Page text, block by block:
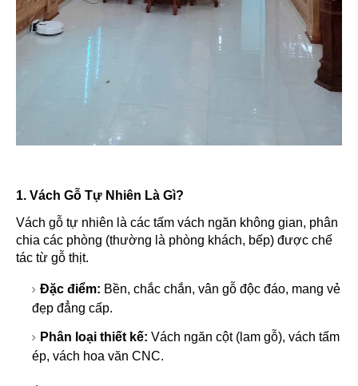
1. Vách Gỗ Tự Nhiên Là Gì?
Vách gỗ tự nhiên là các tấm vách ngăn không gian, phân
chia các phòng (thường là phòng khách, bếp) được chế
tác từ gỗ thịt.
Đặc điểm: Bền, chắc chắn, vân gỗ độc đáo, mang vẻ
đẹp đẳng cấp.
Phân loại thiết kế: Vách ngăn cột (lam gỗ), vách tấm
ép, vách hoa văn CNC.